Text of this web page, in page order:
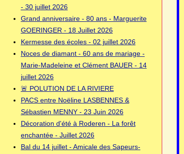
- 30 juillet 2026
Grand anniversaire - 80 ans - Marguerite
GOERINGER - 18 Juillet 2026
Kermesse des écoles - 02 juillet 2026
Noces de diamant - 60 ans de mariage -
Marie-Madeleine et Clément BAUER - 14
juillet 2026
🚨 POLUTION DE LA RIVIERE
PACS entre Noëline LASBENNES &
Sébastien MENNY - 23 Juin 2026
Décoration d'été à Roderen - La forêt
enchantée - Juillet 2026
Bal du 14 juillet - Amicale des Sapeurs-